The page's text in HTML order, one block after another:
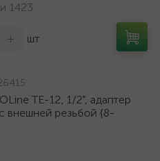
1423
+ шт
TE-12, 1/2", адаптер
внешней резьбой {8-